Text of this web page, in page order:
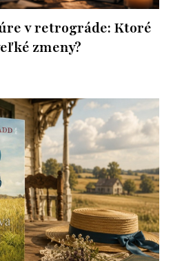
v retrográde: Ktoré
zmeny?